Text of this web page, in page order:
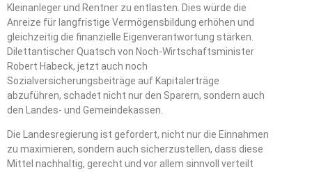
Kleinanleger und Rentner zu entlasten. Dies würde die
Anreize für langfristige Vermögensbildung erhöhen und
gleichzeitig die finanzielle Eigenverantwortung stärken.
Dilettantischer Quatsch von Noch-Wirtschaftsminister
Robert Habeck, jetzt auch noch
Sozialversicherungsbeiträge auf Kapitalerträge
abzuführen, schadet nicht nur den Sparern, sondern auch
den Landes- und Gemeindekassen.
Die Landesregierung ist gefordert, nicht nur die Einnahmen
zu maximieren, sondern auch sicherzustellen, dass diese
Mittel nachhaltig, gerecht und vor allem sinnvoll verteilt